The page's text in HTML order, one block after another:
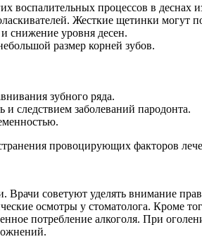
воспалительных процессов в деснах
Жесткие щетинки могут
снижение уровня десен.
размер корней зубов.
зубного ряда.
следствием заболеваний пародонта.
провоцирующих факторов
советуют уделять внимание
осмотры у стоматолога. Кроме
потребление алкоголя. При